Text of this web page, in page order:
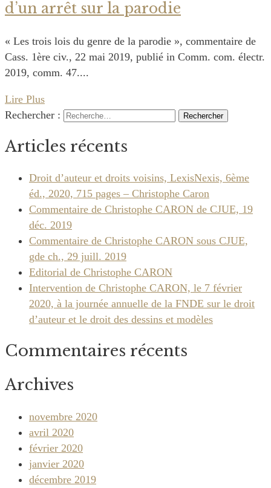
d’un arrêt sur la parodie
« Les trois lois du genre de la parodie », commentaire de
Cass. 1ère civ., 22 mai 2019, publié in Comm. com. électr.
2019, comm. 47....
Lire Plus
Rechercher :
Articles récents
Droit d’auteur et droits voisins, LexisNexis, 6ème
éd., 2020, 715 pages – Christophe Caron
Commentaire de Christophe CARON de CJUE, 19
déc. 2019
Commentaire de Christophe CARON sous CJUE,
gde ch., 29 juill. 2019
Editorial de Christophe CARON
Intervention de Christophe CARON, le 7 février
2020, à la journée annuelle de la FNDE sur le droit
d’auteur et le droit des dessins et modèles
Commentaires récents
Archives
novembre 2020
avril 2020
février 2020
janvier 2020
décembre 2019